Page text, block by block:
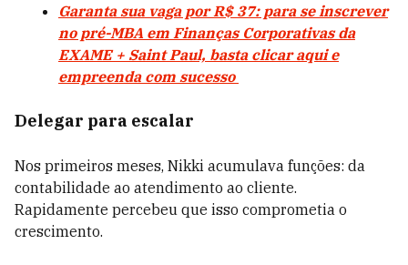
Garanta sua vaga por R$ 37: para se inscrever
no pré-MBA em Finanças Corporativas da
EXAME + Saint Paul, basta clicar aqui e
empreenda com sucesso
Delegar para escalar
Nos primeiros meses, Nikki acumulava funções: da
contabilidade ao atendimento ao cliente.
Rapidamente percebeu que isso comprometia o
crescimento.